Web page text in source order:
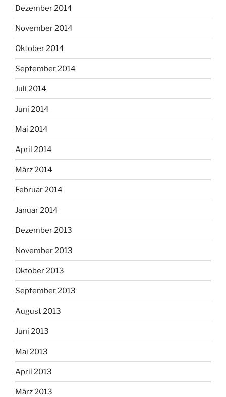
Dezember 2014
November 2014
Oktober 2014
September 2014
Juli 2014
Juni 2014
Mai 2014
April 2014
März 2014
Februar 2014
Januar 2014
Dezember 2013
November 2013
Oktober 2013
September 2013
August 2013
Juni 2013
Mai 2013
April 2013
März 2013